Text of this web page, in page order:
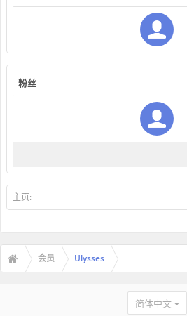
粉丝
主页:
会员 Ulysses
简体中文